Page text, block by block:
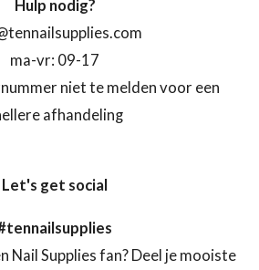
Hulp nodig?
ma-vr: 09-17
niet te melden voor een
afhandeling
Let's get social
Nail Supplies fan? Deel je mooiste